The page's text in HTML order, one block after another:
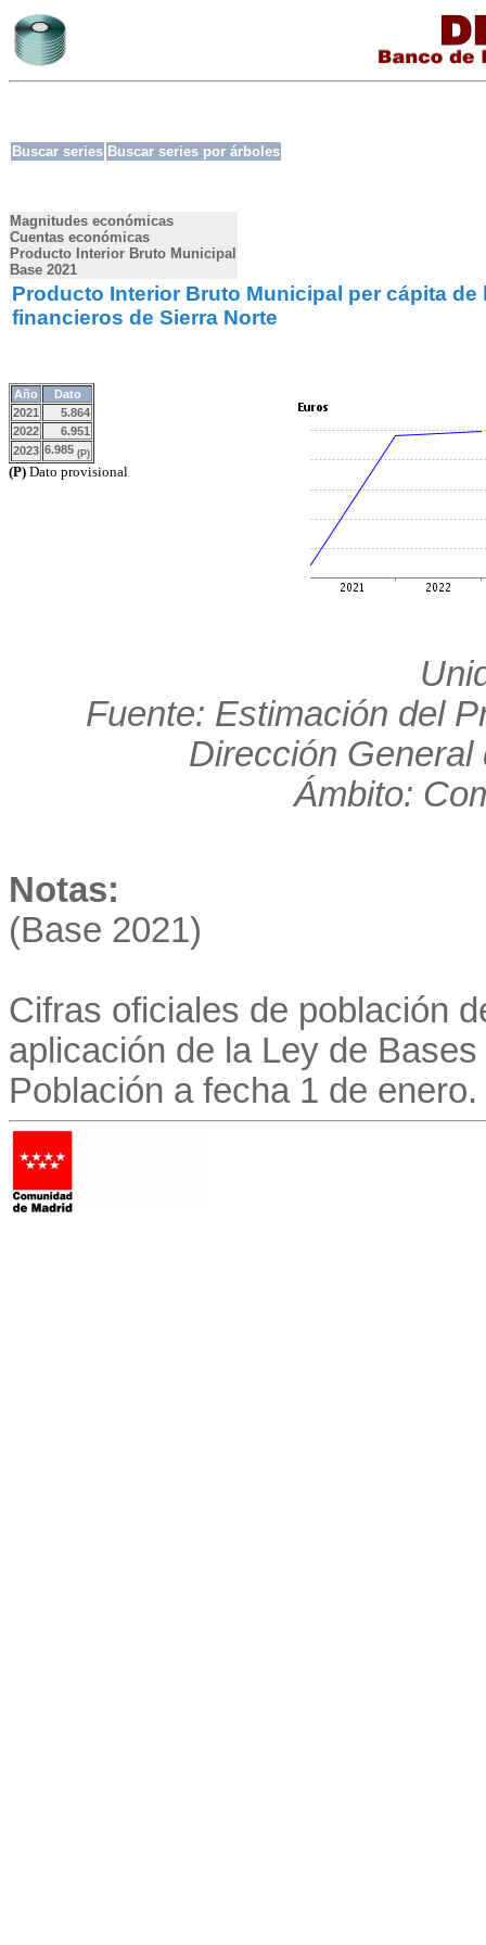
Buscar series Buscar series por árboles
Magnitudes económicas
Cuentas económicas
Producto Interior Bruto Municipal
Base 2021
Producto Interior Bruto Municipal per cápita
financieros de Sierra Norte
Año
Dato
2021
5.864
2022
6.951
2023 6.985 (P)
(P) Dato provisional
Fuente: Estimación del
Dirección
Ámbito:
Notas:
(Base 2021)
Cifras oficiales de población
aplicación de la Ley de
Población a fecha 1 de enero.